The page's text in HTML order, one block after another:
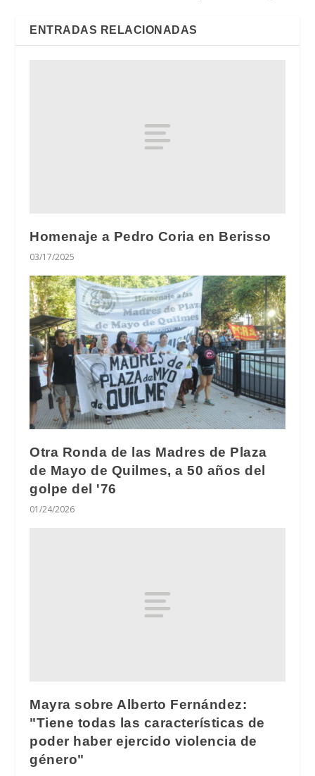
ENTRADAS RELACIONADAS
Homenaje a Pedro Coria en Berisso
03/17/2025
Otra Ronda de las Madres de Plaza
de Mayo de Quilmes, a 50 años del
golpe del '76
01/24/2026
Mayra sobre Alberto Fernández:
"Tiene todas las características de
poder haber ejercido violencia de
género"